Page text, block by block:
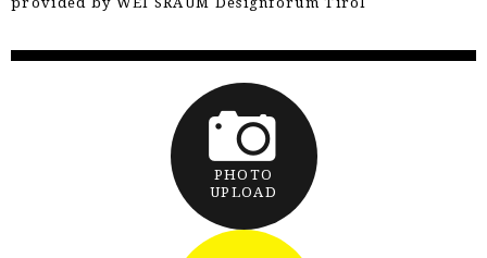
PHOTO
UPLOAD